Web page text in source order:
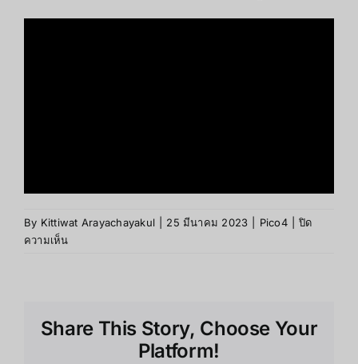
By Kittiwat Arayachayakul 25 มีนาคม 2023 Pico4
ปิด
ความเห็นบน
Share This Story, Choose Your
Platform!